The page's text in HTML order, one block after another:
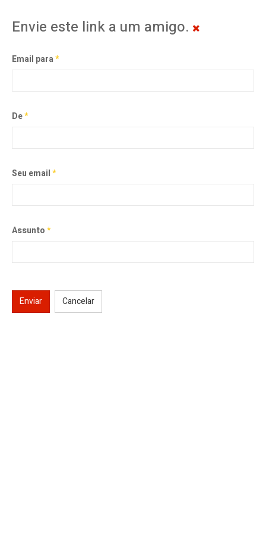
Envie este link a um amigo.
Email para*
De*
Seu email*
Assunto*
Enviar Cancelar